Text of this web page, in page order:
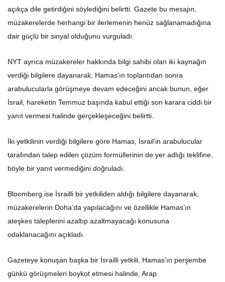
açıkça dile getirdiğini söylediğini belirtti. Gazete bu mesajın,
müzakerelerde herhangi bir ilerlemenin henüz sağlanamadığına
dair güçlü bir sinyal olduğunu vurguladı.
NYT ayrıca müzakereler hakkında bilgi sahibi olan iki kaynağın
verdiği bilgilere dayanarak, Hamas’ın toplantıdan sonra
arabulucularla görüşmeye devam edeceğini ancak bunun, eğer
İsrail, hareketin Temmuz başında kabul ettiği son karara ciddi bir
yanıt vermesi halinde gerçekleşeceğini belirtti.
İki yetkilinin verdiği bilgilere göre Hamas, İsrail’in arabulucular
tarafından talep edilen çözüm formüllerinin de yer adlığı teklifine,
böyle bir yanıt vermediğini doğruladı.
Bloomberg ise İsrailli bir yetkiliden aldığı bilgilere dayanarak,
müzakerelerin Doha’da yapılacağını ve özellikle Hamas’ın
ateşkes taleplerini azaltıp azaltmayacağı konusuna
odaklanacağını açıkladı.
Gazeteye konuşan başka bir İsrailli yetkili, Hamas’ın perşembe
günkü görüşmeleri boykot etmesi halinde, Arap